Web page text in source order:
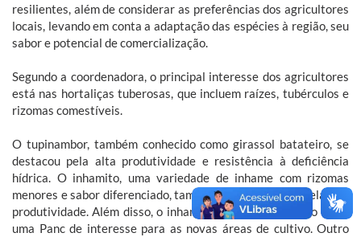
resilientes, além de considerar as preferências dos agricultores
locais, levando em conta a adaptação das espécies à região, seu
sabor e potencial de comercialização.
Segundo a coordenadora, o principal interesse dos agricultores
está nas hortaliças tuberosas, que incluem raízes, tubérculos e
rizomas comestíveis.
O tupinambor, também conhecido como girassol batateiro, se
destacou pela alta produtividade e resistência à deficiência
hídrica. O inhamito, uma variedade de inhame com rizomas
menores e sabor diferenciado, também foi selecionado pela alta
produtividade. Além disso, o inhame comum foi apontado como
uma Panc de interesse para as novas áreas de cultivo. Outro